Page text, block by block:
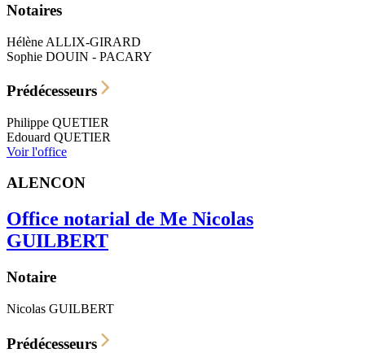
Notaires
Hélène ALLIX-GIRARD
Sophie DOUIN - PACARY
Prédécesseurs
Philippe QUETIER
Edouard QUETIER
Voir l'office
ALENCON
Office notarial de Me Nicolas
GUILBERT
Notaire
Nicolas GUILBERT
Prédécesseurs